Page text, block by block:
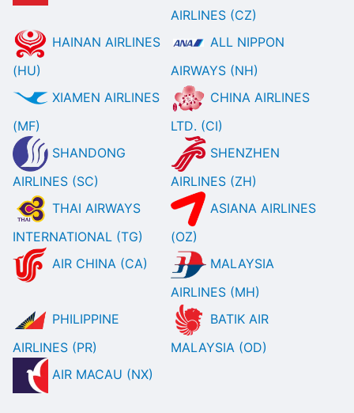
AIRLINES (CZ)
HAINAN AIRLINES
(HU)
ALL NIPPON
AIRWAYS (NH)
XIAMEN AIRLINES
(MF)
CHINA AIRLINES
LTD. (CI)
SHANDONG
AIRLINES (SC)
SHENZHEN
AIRLINES (ZH)
THAI AIRWAYS
INTERNATIONAL (TG)
ASIANA AIRLINES
(OZ)
AIR CHINA (CA)
MALAYSIA
AIRLINES (MH)
PHILIPPINE
AIRLINES (PR)
BATIK AIR
MALAYSIA (OD)
AIR MACAU (NX)